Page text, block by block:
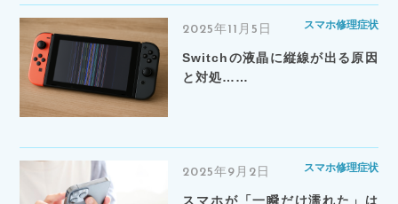
2025年11月5日 スマホ修理症状
Switchの液晶に縦線が出る原因
と対処……
2025年9月2日 スマホ修理症状
スマホが「一瞬だけ濡れた」は